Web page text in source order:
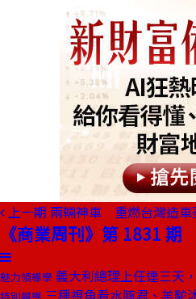
上一期 兩輛神車 重燃台灣造車
《商業周刊》第 1831 期
魅力領導學 義大利總理上任連三天
三種視角看水豚君、羊